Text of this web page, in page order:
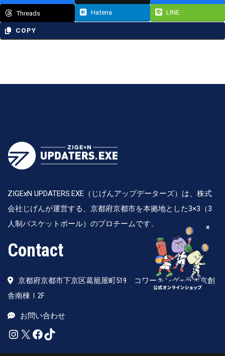
×
Threads Hatena LINE
COPY
ZIGExN UPDATERS.EXE（じげんアップデーターズ）は、株式
会社じげんが運営する、京都府京都市を本拠地とした3×3（3
人制バスケットボール）のプロチームです。
Contact
京都府京都市下京区葛籠屋町519 コワーキング∞ラボ京創
舎南棟Ⅰ2F
お問い合わせ
Instagram X Facebook TikTok